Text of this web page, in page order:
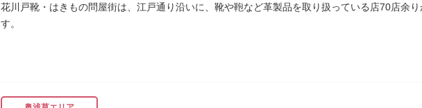
花川戸靴・はきもの問屋街は、江戸通り沿いに、靴や鞄など革製品を取り扱っている店70店余
す。